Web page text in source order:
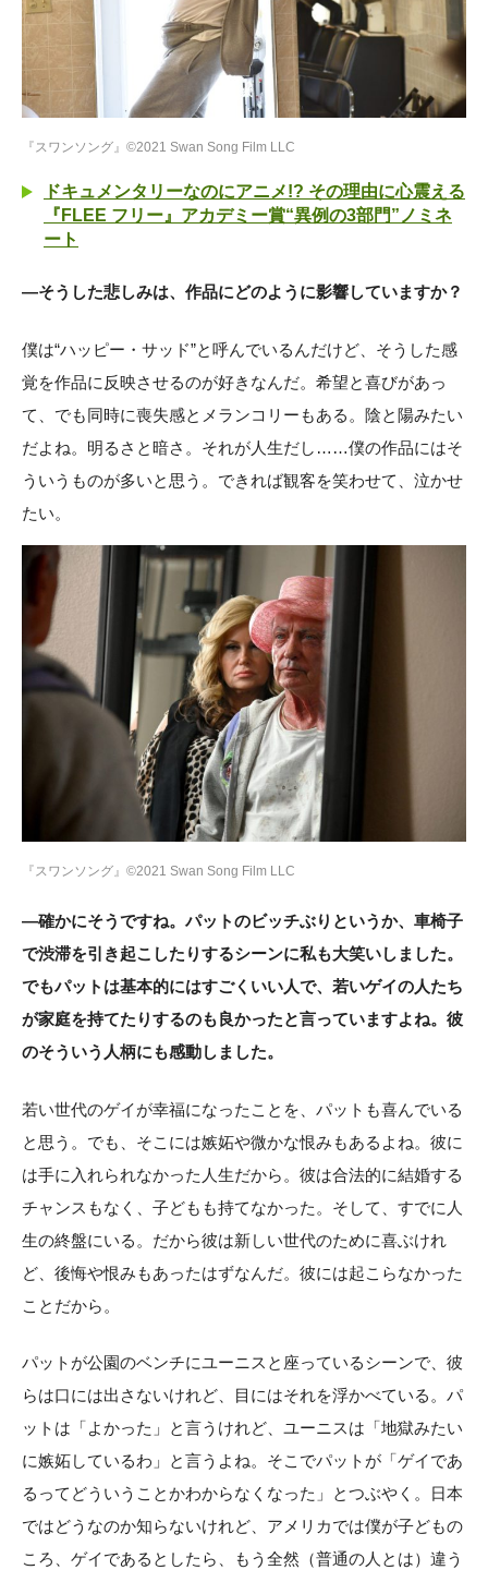
『スワンソング』©2021 Swan Song Film LLC
ドキュメンタリーなのにアニメ!? その理由に心震える
『FLEE フリー』アカデミー賞“異例の3部門”ノミネ
ート
―そうした悲しみは、作品にどのように影響していますか？
僕は“ハッピー・サッド”と呼んでいるんだけど、そうした感
覚を作品に反映させるのが好きなんだ。希望と喜びがあっ
て、でも同時に喪失感とメランコリーもある。陰と陽みたい
だよね。明るさと暗さ。それが人生だし……僕の作品にはそ
ういうものが多いと思う。できれば観客を笑わせて、泣かせ
たい。
『スワンソング』©2021 Swan Song Film LLC
―確かにそうですね。パットのビッチぶりというか、車椅子
で渋滞を引き起こしたりするシーンに私も大笑いしました。
でもパットは基本的にはすごくいい人で、若いゲイの人たち
が家庭を持てたりするのも良かったと言っていますよね。彼
のそういう人柄にも感動しました。
若い世代のゲイが幸福になったことを、パットも喜んでいる
と思う。でも、そこには嫉妬や微かな恨みもあるよね。彼に
は手に入れられなかった人生だから。彼は合法的に結婚する
チャンスもなく、子どもも持てなかった。そして、すでに人
生の終盤にいる。だから彼は新しい世代のために喜ぶけれ
ど、後悔や恨みもあったはずなんだ。彼には起こらなかった
ことだから。
パットが公園のベンチにユーニスと座っているシーンで、彼
らは口には出さないけれど、目にはそれを浮かべている。パ
ットは「よかった」と言うけれど、ユーニスは「地獄みたい
に嫉妬しているわ」と言うよね。そこでパットが「ゲイであ
るってどういうことかわからなくなった」とつぶやく。日本
ではどうなのか知らないけれど、アメリカでは僕が子どもの
ころ、ゲイであるとしたら、もう全然（普通の人とは）違う